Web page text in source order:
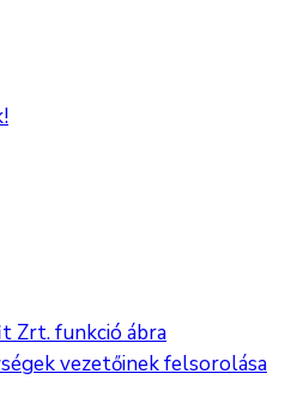
Zrt. funkció ábra
vezetőinek felsorolása